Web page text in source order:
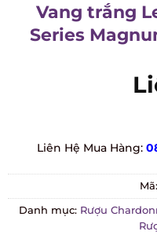
Vang trắng
Series
Liên Hệ Mua Hàng:
Mã:
Danh mục: Rượu